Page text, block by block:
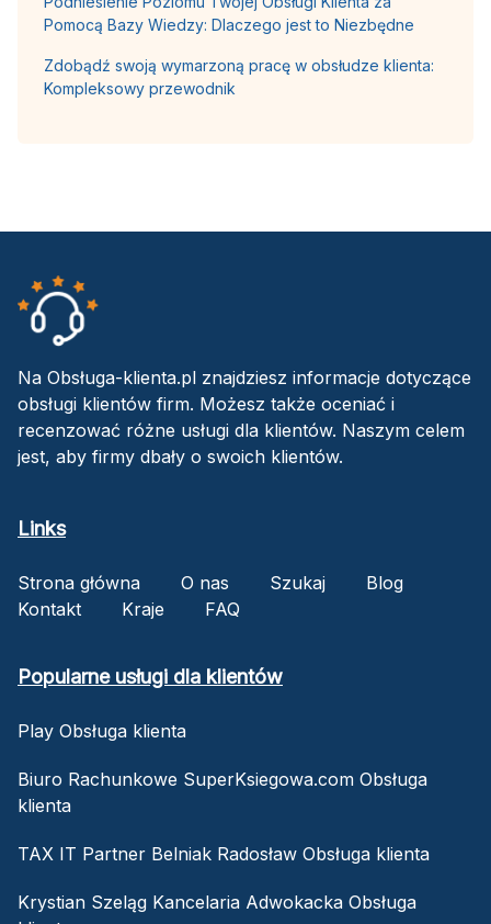
Pomocą Bazy Wiedzy: Dlaczego jest to Niezbędne
Zdobądź swoją wymarzoną pracę w obsłudze klienta:
Kompleksowy przewodnik
Na Obsługa-klienta.pl znajdziesz informacje dotyczące
obsługi klientów firm. Możesz także oceniać i
recenzować różne usługi dla klientów. Naszym celem
jest, aby firmy dbały o swoich klientów.
Links
Strona główna O nas Szukaj
Blog
Kontakt
Kraje FAQ
Popularne usługi dla klientów
Play Obsługa klienta
Biuro Rachunkowe SuperKsiegowa.com Obsługa
klienta
TAX IT Partner Belniak Radosław Obsługa klienta
Krystian Szeląg Kancelaria Adwokacka Obsługa